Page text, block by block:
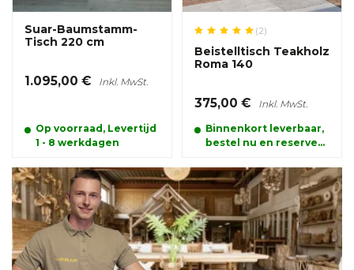
Suar-Baumstamm-
Tisch 220 cm
1.095,00 € Inkl. MwSt.
Op voorraad, Levertijd
1 - 8 werkdagen
(2)
Beistelltisch Teakholz
Roma 140
375,00 € Inkl. MwSt.
Binnenkort leverbaar,
bestel nu en reserveer